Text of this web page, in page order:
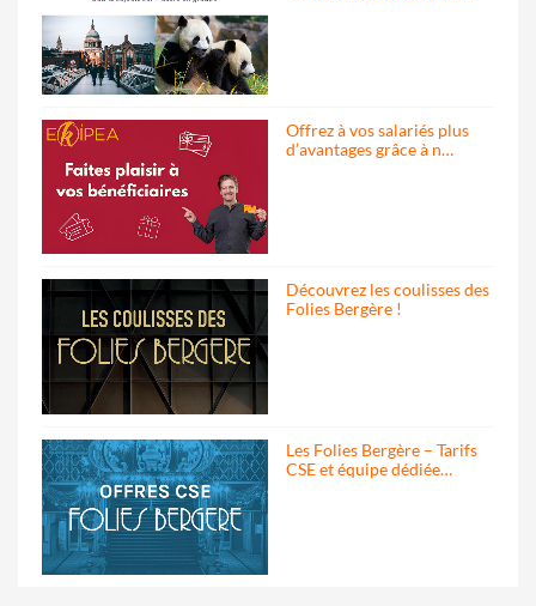
Offrez à vos salariés plus
d’avantages grâce à n…
Découvrez les coulisses des
Folies Bergère !
Les Folies Bergère – Tarifs
CSE et équipe dédiée…